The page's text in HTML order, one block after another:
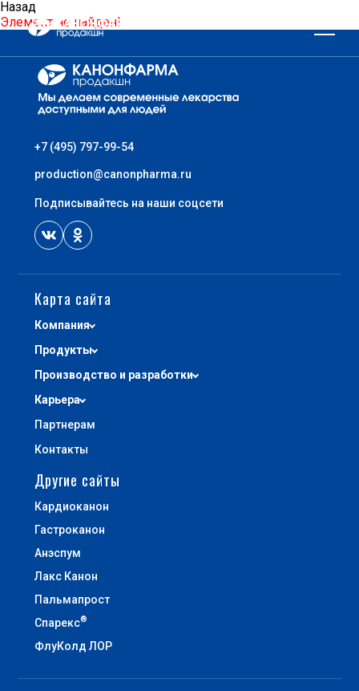
КОМПАНИЯ
О КОМПАНИИ
ПРЕСС-ЦЕНТР
ИНФОРМАЦИЯ ОБ ОТОЗВАННЫХ
ПРОДУКТЫ
КАТАЛОГ ПРОДУКТОВ
ФАРМАКОНАДЗОР
ПРОИЗВОДСТВО И РАЗРАБОТКИ
ПРОИЗВОДСТВО
ИССЛЕДОВАНИЯ И РАЗРАБОТКИ
ПОЛИТИКА В ОБЛАСТИ КАЧЕСТВА
Назад
Элемент не найден!
+7 (495) 797-99-54
production@canonpharma.ru
Подписывайтесь на наши соцсети
Карта сайта
Компания
Продукты
Производство и разработки
Карьера
Партнерам
Контакты
Другие сайты
Кардиоканон
Гастроканон
Анэспум
Лакс Канон
Пальмапрост
Спарекс®
ФлуКолд ЛОР